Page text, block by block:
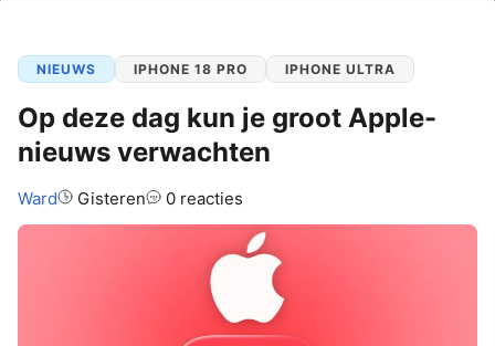
NIEUWS IPHONE 18 PRO IPHONE ULTRA
Op deze dag kun je groot Apple-
nieuws verwachten
Auteur:
Ward Gisteren 0 reacties